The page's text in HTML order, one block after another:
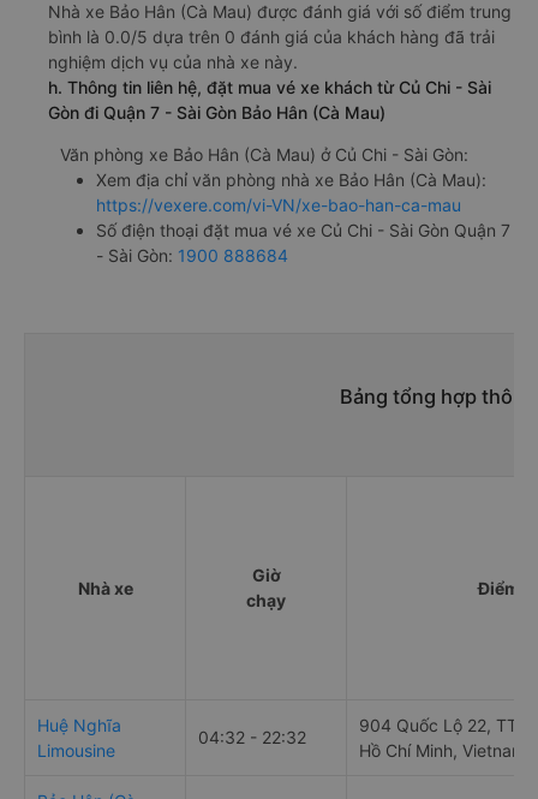
Nhà xe Bảo Hân (Cà Mau) được đánh giá với số điểm trung
bình là 0.0/5 dựa trên 0 đánh giá của khách hàng đã trải
nghiệm dịch vụ của nhà xe này.
h. Thông tin liên hệ, đặt mua vé xe khách từ Củ Chi - Sài
Gòn đi Quận 7 - Sài Gòn Bảo Hân (Cà Mau)
Văn phòng xe Bảo Hân (Cà Mau) ở Củ Chi - Sài Gòn:
Xem địa chỉ văn phòng nhà xe Bảo Hân (Cà Mau):
https://vexere.com/vi-VN/xe-bao-han-ca-mau
Số điện thoại đặt mua vé xe Củ Chi - Sài Gòn Quận 7
- Sài Gòn: 1900 888684
Bảng tổng hợp
Nhà xe
Giờ
chạy
Điểm đi
Huệ Nghĩa
Limousine
04:32 - 22:32
904 Quốc Lộ 22, TT.
Hồ Chí Minh, Vietnam